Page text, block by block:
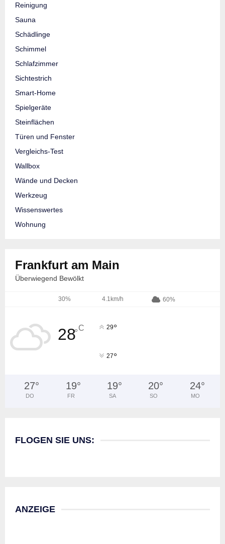
Reinigung
Sauna
Schädlinge
Schimmel
Schlafzimmer
Sichtestrich
Smart-Home
Spielgeräte
Steinflächen
Türen und Fenster
Vergleichs-Test
Wallbox
Wände und Decken
Werkzeug
Wissenswertes
Wohnung
Frankfurt am Main
Überwiegend Bewölkt
30% 4.1km/h 60%
28°C 29°
27°
27°
DO
19°
FR
19°
SA
20°
SO
24°
MO
FLOGEN SIE UNS:
ANZEIGE